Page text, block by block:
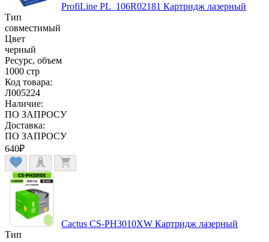
ProfiLine PL_106R02181 Картридж лазерный
Тип
совместимый
Цвет
черный
Ресурс, объем
1000 стр
Код товара:
Л005224
Наличие:
ПО ЗАПРОСУ
Доставка:
ПО ЗАПРОСУ
640₽
Cactus CS-PH3010XW Картридж лазерный
Тип